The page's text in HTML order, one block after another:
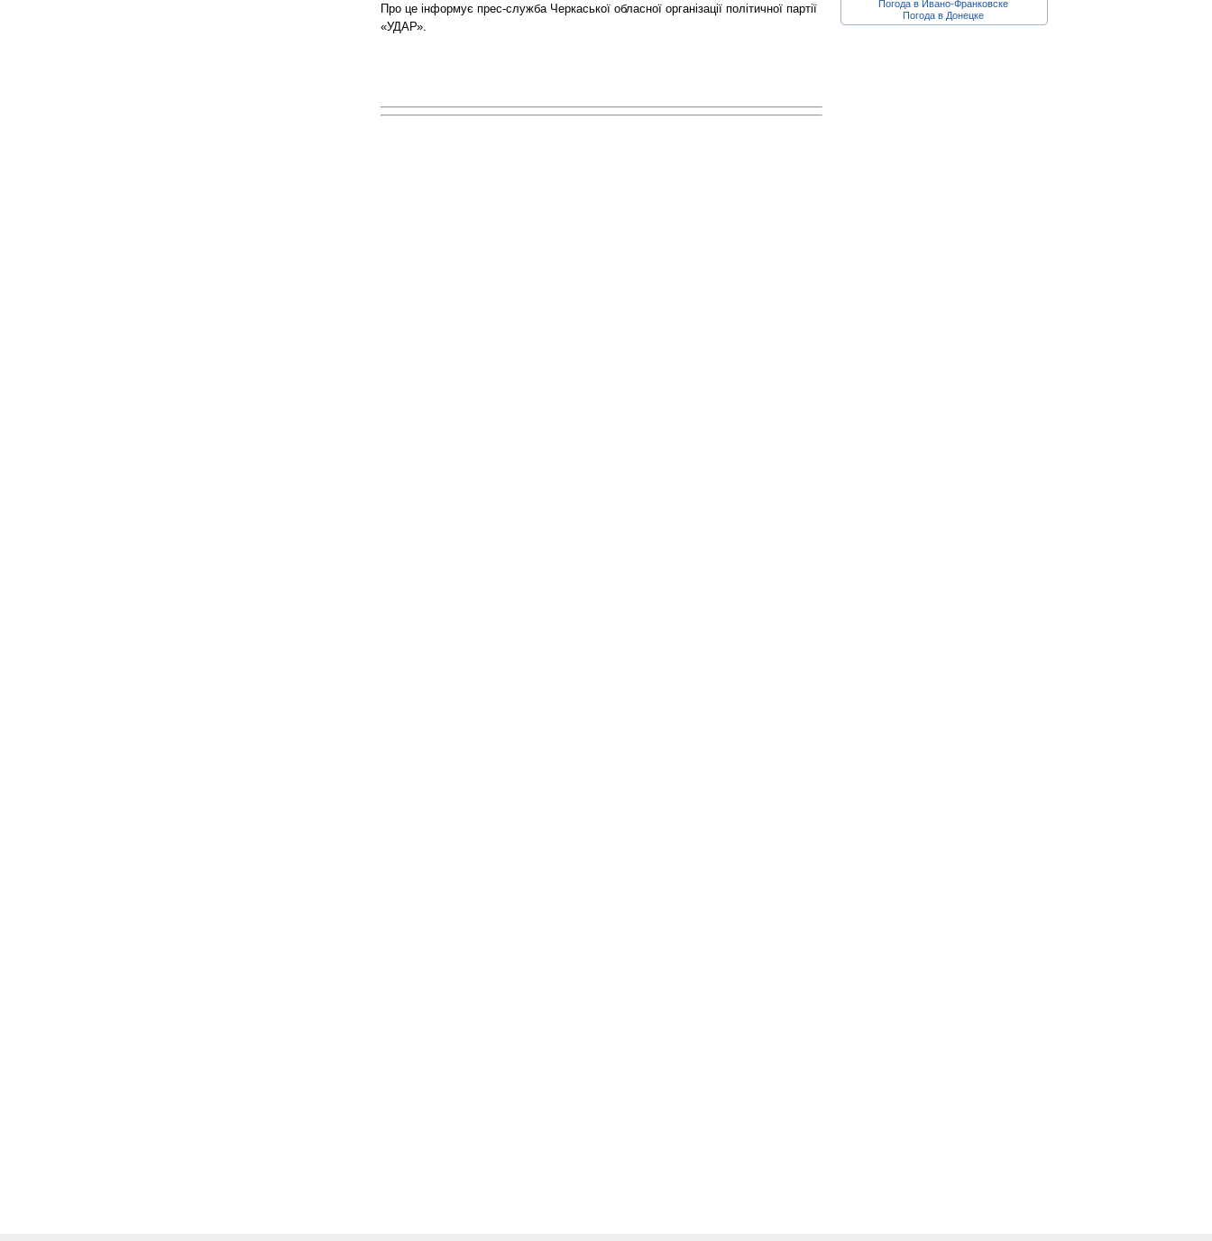
Про це інформує прес-служба Черкаської обласної організації політичної партії
«УДАР».
Погода в Ивано-Франковске
Погода в Донецке